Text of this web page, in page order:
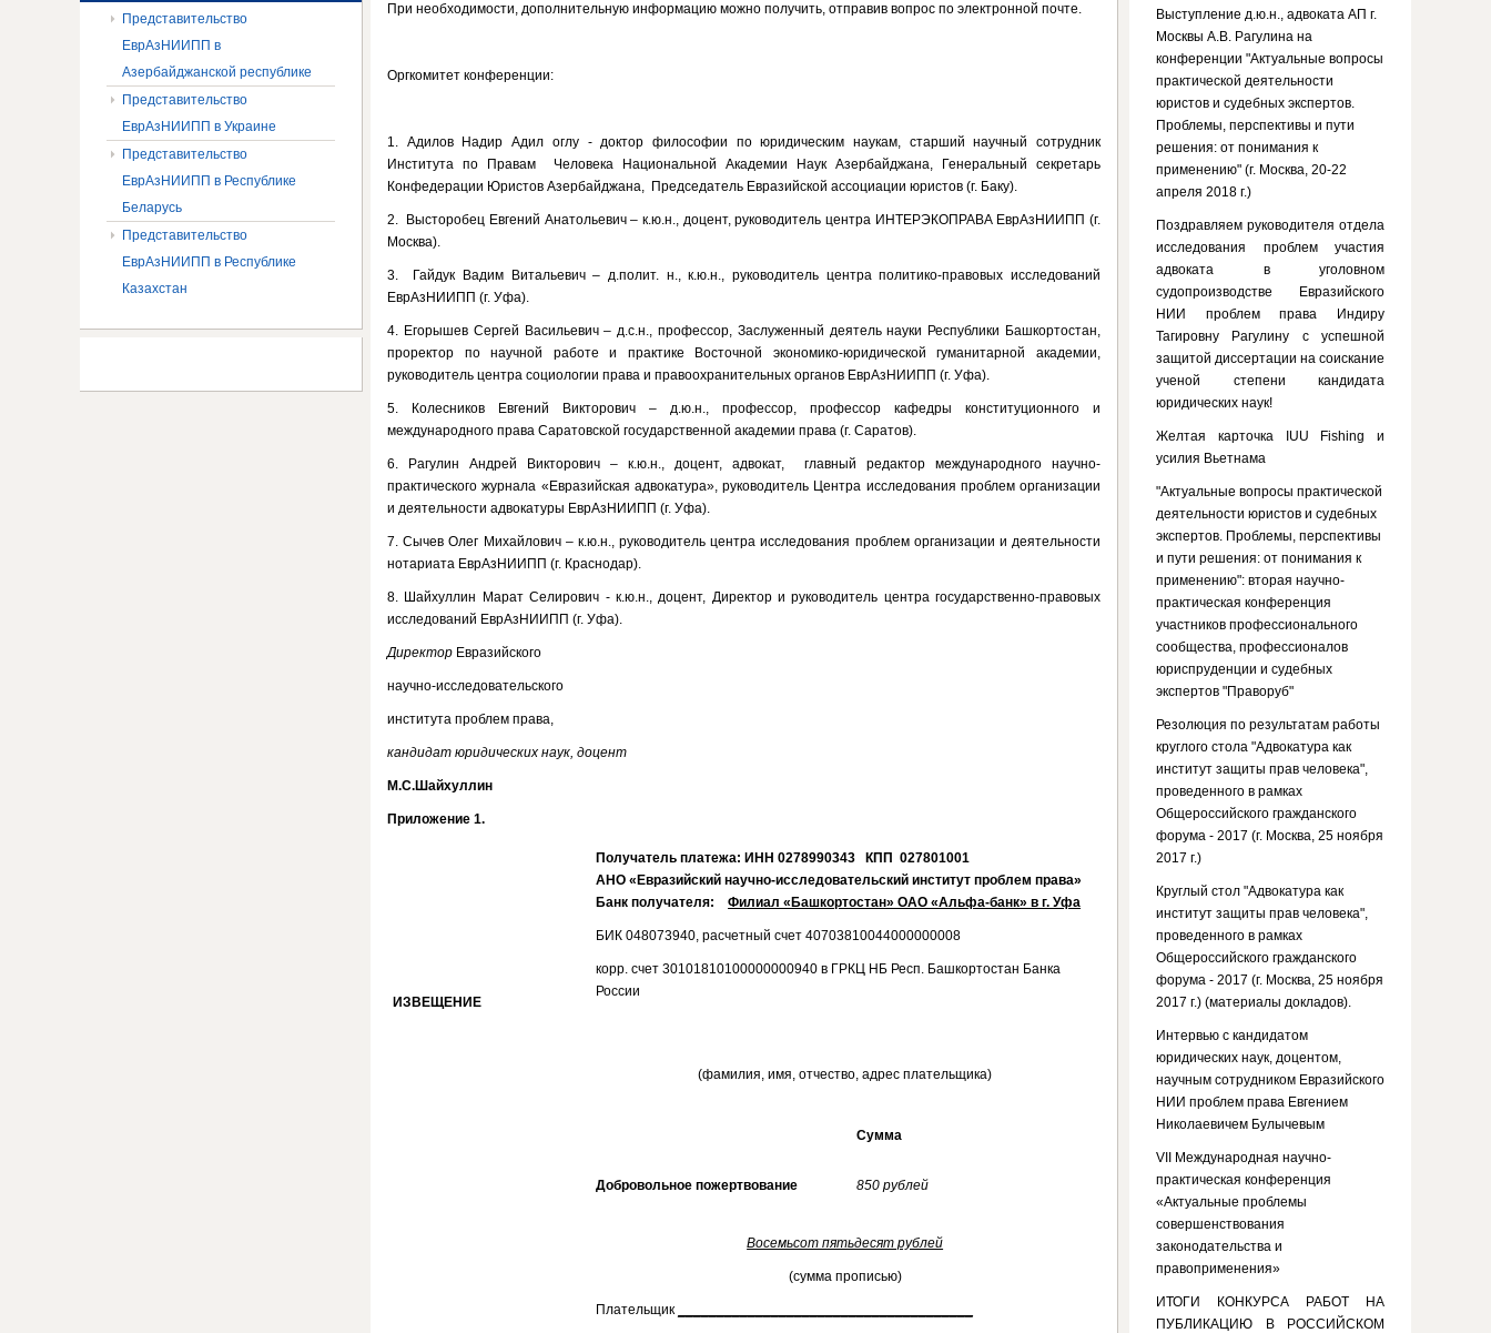
При необходимости, дополнительную информацию можно получить, отправив вопрос по электронной почте.
Оргкомитет конференции:
1. Адилов Надир Адил оглу - доктор философии по юридическим наукам, старший научный сотрудник
Института по Правам Человека Национальной Академии Наук Азербайджана, Генеральный секретарь
Конфедерации Юристов Азербайджана, Председатель Евразийской ассоциации юристов (г. Баку).
2. Высторобец Евгений Анатольевич – к.ю.н., доцент, руководитель центра ИНТЕРЭКОПРАВА ЕврАзНИИПП (г.
Москва).
3. Гайдук Вадим Витальевич – д.полит. н., к.ю.н., руководитель центра политико-правовых исследований
ЕврАзНИИПП (г. Уфа).
4. Егорышев Сергей Васильевич – д.с.н., профессор, Заслуженный деятель науки Республики Башкортостан,
проректор по научной работе и практике Восточной экономико-юридической гуманитарной академии,
руководитель центра социологии права и правоохранительных органов ЕврАзНИИПП (г. Уфа).
5. Колесников Евгений Викторович – д.ю.н., профессор, профессор кафедры конституционного и
международного права Саратовской государственной академии права (г. Саратов).
6. Рагулин Андрей Викторович – к.ю.н., доцент, адвокат, главный редактор международного научно-
практического журнала «Евразийская адвокатура», руководитель Центра исследования проблем организации
и деятельности адвокатуры ЕврАзНИИПП (г. Уфа).
7. Сычев Олег Михайлович – к.ю.н., руководитель центра исследования проблем организации и деятельности
нотариата ЕврАзНИИПП (г. Краснодар).
8. Шайхуллин Марат Селирович - к.ю.н., доцент, Директор и руководитель центра государственно-правовых
исследований ЕврАзНИИПП (г. Уфа).
Директор Евразийского
научно-исследовательского
института проблем права,
кандидат юридических наук, доцент
М.С.Шайхуллин
Приложение 1.
ИЗВЕЩЕНИЕ
Получатель платежа: ИНН 0278990343 КПП 027801001
АНО «Евразийский научно-исследовательский институт проблем права»
Банк получателя:Филиал «Башкортостан» ОАО «Альфа-банк» в г. Уфа
БИК 048073940, расчетный счет 40703810044000000008
корр. счет 30101810100000000940 в ГРКЦ НБ Респ. Башкортостан Банка
России
(фамилия, имя, отчество, адрес плательщика)
Сумма
Добровольное пожертвование 850 рублей
Восемьсот пятьдесят рублей
(сумма прописью)
Плательщик
Представительство
ЕврАзНИИПП в
Азербайджанской республике
Представительство
ЕврАзНИИПП в Украине
Представительство
ЕврАзНИИПП в Республике
Беларусь
Представительство
ЕврАзНИИПП в Республике
Казахстан
Выступление д.ю.н., адвоката АП г.
Москвы А.В. Рагулина на
конференции "Актуальные вопросы
практической деятельности
юристов и судебных экспертов.
Проблемы, перспективы и пути
решения: от понимания к
применению" (г. Москва, 20-22
апреля 2018 г.)
Поздравляем руководителя отдела
исследования проблем участия
адвоката в уголовном
судопроизводстве Евразийского
НИИ проблем права Индиру
Тагировну Рагулину с успешной
защитой диссертации на соискание
ученой степени кандидата
юридических наук!
Желтая карточка IUU Fishing и
усилия Вьетнама
"Актуальные вопросы практической
деятельности юристов и судебных
экспертов. Проблемы, перспективы
и пути решения: от понимания к
применению": вторая научно-
практическая конференция
участников профессионального
сообщества, профессионалов
юриспруденции и судебных
экспертов "Праворуб"
Резолюция по результатам работы
круглого стола "Адвокатура как
институт защиты прав человека",
проведенного в рамках
Общероссийского гражданского
форума - 2017 (г. Москва, 25 ноября
2017 г.)
Круглый стол "Адвокатура как
институт защиты прав человека",
проведенного в рамках
Общероссийского гражданского
форума - 2017 (г. Москва, 25 ноября
2017 г.) (материалы докладов).
Интервью с кандидатом
юридических наук, доцентом,
научным сотрудником Евразийского
НИИ проблем права Евгением
Николаевичем Булычевым
VII Международная научно-
практическая конференция
«Актуальные проблемы
совершенствования
законодательства и
правоприменения»
ИТОГИ КОНКУРСА РАБОТ НА
ПУБЛИКАЦИЮ В РОССИЙСКОМ